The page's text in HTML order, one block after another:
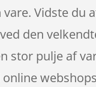
Vidste du
den
stor pulje af